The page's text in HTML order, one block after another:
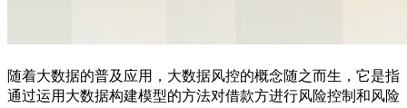
随着大数据的普及应用，大数据风控的概念随之而生，它是指
通过运用大数据构建模型的方法对借款方进行风险控制和风险